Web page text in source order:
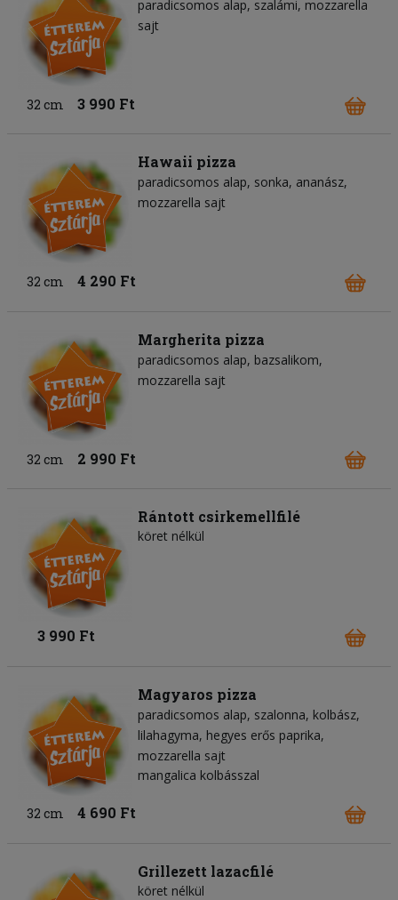
paradicsomos alap szalámi mozzarella
sajt
32 cm 3 990 Ft
Hawaii pizza
paradicsomos alap sonka ananász
mozzarella sajt
32 cm 4 290 Ft
Margherita pizza
paradicsomos alap bazsalikom
mozzarella sajt
32 cm 2 990 Ft
Rántott csirkemellfilé
köret nélkül
3 990 Ft
Magyaros pizza
paradicsomos alap szalonna kolbász
lilahagyma hegyes erős paprika
mozzarella sajt
mangalica kolbásszal
32 cm 4 690 Ft
Grillezett lazacfilé
köret nélkül